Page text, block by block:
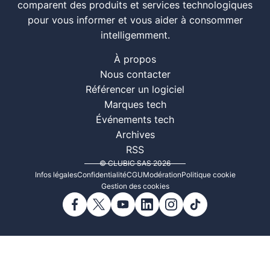
comparent des produits et services technologiques
pour vous informer et vous aider à consommer
intelligemment.
À propos
Nous contacter
Référencer un logiciel
Marques tech
Événements tech
Archives
RSS
© CLUBIC SAS 2026
Infos légalesConfidentialitéCGUModérationPolitique cookie
Gestion des cookies